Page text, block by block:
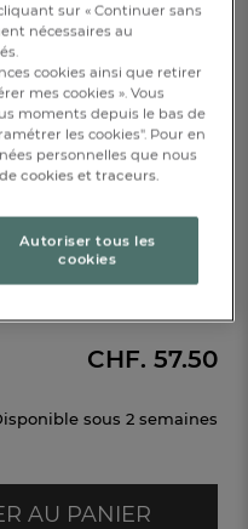
AT
+ 1 pochon offert
sous 2 semaines
CHF. 57.50
AU PANIER
sur « Continuer sans
nécessaires au
cookies ainsi que retirer
mes cookies ». Vous
moments depuis le bas de
les cookies". Pour en
personnelles que nous
cookies et traceurs.
Autoriser tous les
cookies